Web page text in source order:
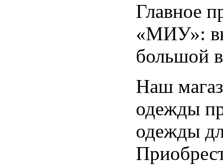
Главное
«МИУ»:
большой
Наш
одежды
одежды